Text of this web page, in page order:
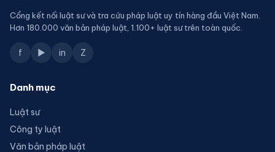
Cổng kết nối luật sư và tra cứu pháp luật uy tín hàng đầu Việt Nam.
Hơn 180.000 văn bản pháp luật, 1.100+ luật sư trên toàn quốc.
f ▶ in Z
Danh mục
Luật sư
Công ty luật
Văn bản pháp luật